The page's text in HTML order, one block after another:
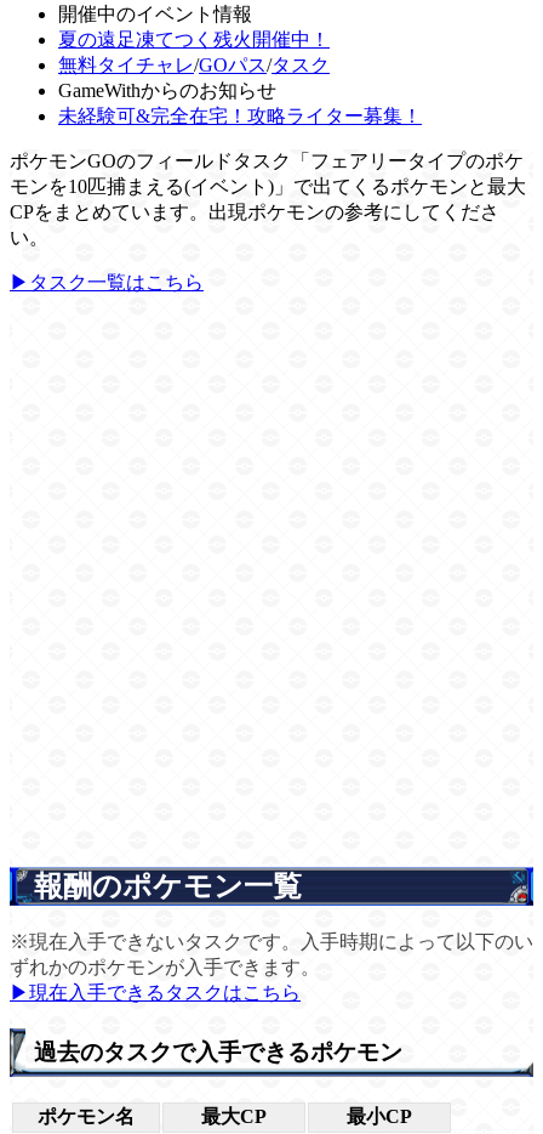
開催中のイベント情報
夏の遠足凍てつく残火開催中！
無料タイチャレ/GOパス/タスク
GameWithからのお知らせ
未経験可&完全在宅！攻略ライター募集！
ポケモンGOのフィールドタスク「フェアリータイプのポケ
モンを10匹捕まえる(イベント)」で出てくるポケモンと最大
CPをまとめています。出現ポケモンの参考にしてくださ
い。
▶タスク一覧はこちら
報酬のポケモン一覧
※現在入手できないタスクです。入手時期によって以下のい
ずれかのポケモンが入手できます。
▶現在入手できるタスクはこちら
過去のタスクで入手できるポケモン
ポケモン名 最大CP 最小CP